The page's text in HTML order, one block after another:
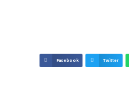
Facebook Twitter